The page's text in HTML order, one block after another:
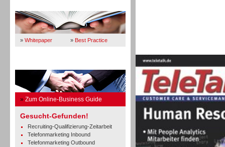
» Whitepaper » Best Practice
» Zum Online-Business Guide
Gesucht-Gefunden!
Recruiting-Qualifizierung-Zeitarbeit
Telefonmarketing Inbound
Telefonmarketing Outbound